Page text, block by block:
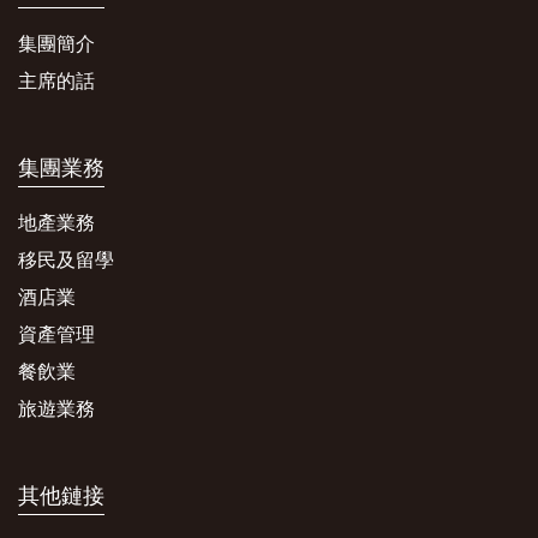
集團簡介
主席的話
集團業務
地產業務
移民及留學
酒店業
資產管理
餐飲業
旅遊業務
其他鏈接